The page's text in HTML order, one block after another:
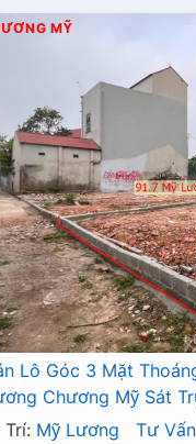
MỸ
Lô Góc 3 Mặt
Chương Mỹ Sát
Phân Lô Mỹ Lương
Trí: Mỹ Lương Tư Vấn